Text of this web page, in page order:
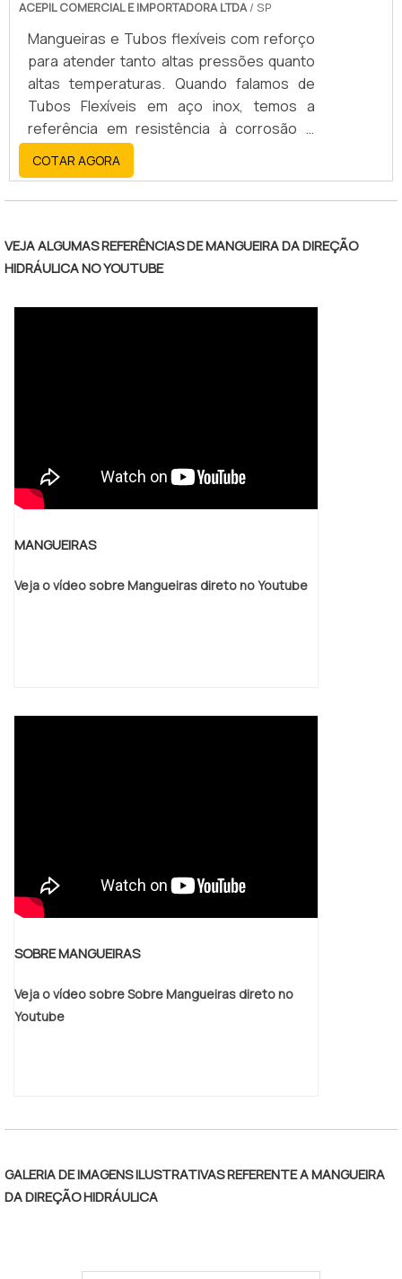
ACEPIL COMERCIAL E IMPORTADORA LTDA/ SP
Mangueiras e Tubos flexíveis com reforço
para atender tanto altas pressões quanto
altas temperaturas. Quando falamos de
Tubos Flexíveis em aço inox, temos a
referência em resistência à corrosão e
durabilidade de sistemas. Podem ser
fabricadas em aço inox 304, 321 ou 316
conforme necessidade do projeto. Já as
atender altas pressões, de acordo com as
normas SAE100 de R1 até R16 e DIN EN856.
COTAR AGORA
VEJA ALGUMAS REFERÊNCIAS DE MANGUEIRA DA DIREÇÃO
HIDRÁULICA NO YOUTUBE
MANGUEIRAS
Veja o vídeo sobre Mangueiras direto no Youtube
SOBRE MANGUEIRAS
Veja o vídeo sobre Sobre Mangueiras direto no
Youtube
GALERIA DE IMAGENS ILUSTRATIVAS REFERENTE A MANGUEIRA
DA DIREÇÃO HIDRÁULICA